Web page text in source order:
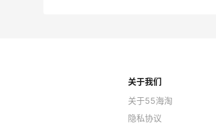
关于我们
关于55海淘
隐私协议